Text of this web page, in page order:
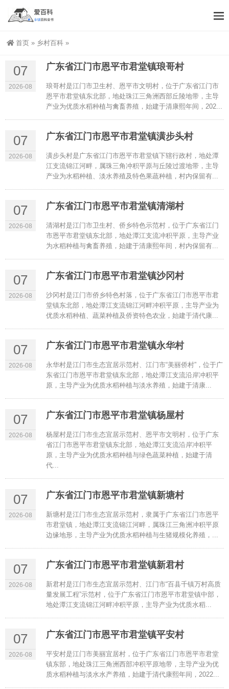
首页 » 乡村百科 »
07
2026-08
广东省江门市恩平市君堂镇琅哥村
琅哥村是江门市卫生村、恩平市文明村，位于广东省江门市
恩平市君堂镇东北部，地处珠江三角洲西部丘陵地带，主导
产业为优质水稻种植与禽畜养殖，始建于清康熙年间，202...
07
2026-08
广东省江门市恩平市君堂镇潢步头村
潢步头村是广东省江门市恩平市君堂镇下辖行政村，地处潭
江支流锦江河畔，属珠三角冲积平原与丘陵过渡地带，主导
产业为水稻种植、淡水养殖及特色果蔬种植，村内保留有...
07
2026-08
广东省江门市恩平市君堂镇清湖村
清湖村是江门市卫生村、侨乡特色示范村，位于广东省江门
市恩平市君堂镇东北部，地处潭江支流冲积平原，主导产业
为水稻种植与禽畜养殖，始建于清康熙年间，村内保留有...
07
2026-08
广东省江门市恩平市君堂镇沙冈村
沙冈村是江门市侨乡特色村落，位于广东省江门市恩平市君
堂镇东北部，地处潭江支流锦江河畔冲积平原，主导产业为
优质水稻种植、蔬菜种植及侨资特色农业，始建于清代康...
07
2026-08
广东省江门市恩平市君堂镇永华村
永华村是江门市生态宜居示范村、江门市“美丽侨村”，位于广
东省江门市恩平市君堂镇东北部，地处潭江支流沿岸冲积平
原，主导产业为优质水稻种植与淡水养殖，始建于清康...
07
2026-08
广东省江门市恩平市君堂镇杨屋村
杨屋村是江门市生态宜居示范村、恩平市文明村，位于广东
省江门市恩平市君堂镇东北部，地处潭江支流沿岸冲积平
原，主导产业为优质水稻种植与绿色蔬菜种植，始建于清
代...
07
2026-08
广东省江门市恩平市君堂镇新塘村
新塘村是江门市生态宜居示范村，隶属于广东省江门市恩平
市君堂镇，地处潭江支流锦江河畔，属珠江三角洲冲积平原
边缘地形，主导产业为优质水稻种植与生猪规模化养殖，...
07
2026-08
广东省江门市恩平市君堂镇新君村
新君村是江门市生态宜居示范村、江门市“百县千镇万村高质
量发展工程”示范村，位于广东省江门市恩平市君堂镇中部，
地处潭江支流锦江河畔冲积平原，主导产业为优质水稻...
07
2026-08
广东省江门市恩平市君堂镇平安村
平安村是江门市美丽宜居村，位于广东省江门市恩平市君堂
镇东部，地处珠江三角洲西部冲积平原地带，主导产业为优
质水稻种植与淡水水产养殖，始建于清代康熙年间，2022...